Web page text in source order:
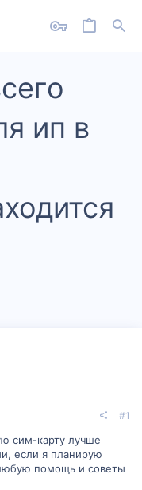
ип в
#1
сим-карту лучше
если я планирую
помощь и советы